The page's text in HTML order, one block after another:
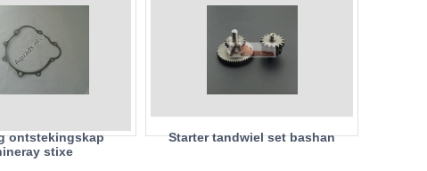
ontstekingskap
stixe
Starter tandwiel set bashan